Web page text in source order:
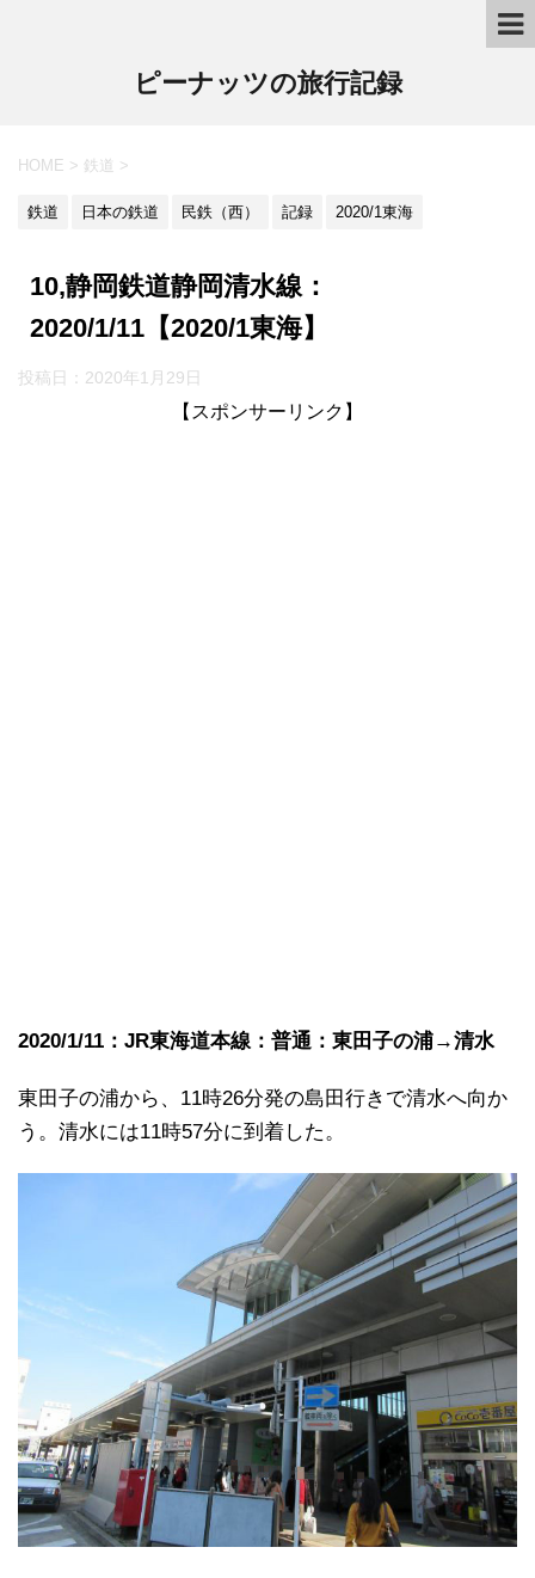
ピーナッツの旅行記録
HOME > 鉄道 >
鉄道 日本の鉄道 民鉄（西） 記録 2020/1東海
10,静岡鉄道静岡清水線：
2020/1/11【2020/1東海】
投稿日：2020年1月29日
【スポンサーリンク】
2020/1/11：JR東海道本線：普通：東田子の浦→清水
東田子の浦から、11時26分発の島田行きで清水へ向か
う。清水には11時57分に到着した。